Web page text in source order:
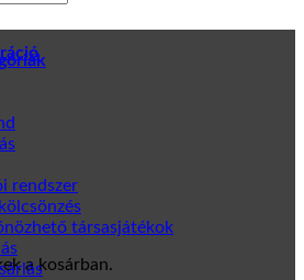
a kosárban.
rendszer
társasjátékok